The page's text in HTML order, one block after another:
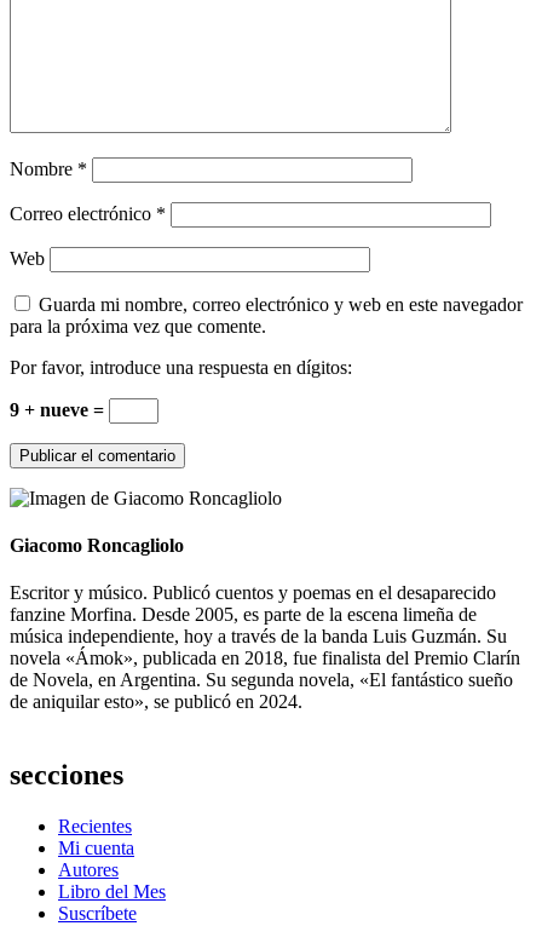
Nombre *
Correo electrónico *
Web
Guarda mi nombre, correo electrónico y web en este navegador
para la próxima vez que comente.
Por favor, introduce una respuesta en dígitos:
9 + nueve =
Giacomo Roncagliolo
Escritor y músico. Publicó cuentos y poemas en el desaparecido
fanzine Morfina. Desde 2005, es parte de la escena limeña de
música independiente, hoy a través de la banda Luis Guzmán. Su
novela «Ámok», publicada en 2018, fue finalista del Premio Clarín
de Novela, en Argentina. Su segunda novela, «El fantástico sueño
de aniquilar esto», se publicó en 2024.
secciones
Recientes
Mi cuenta
Autores
Libro del Mes
Suscríbete